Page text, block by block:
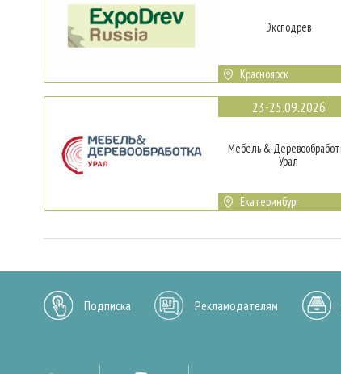
Эксподрев
Красноярск
23-25.09.2026
Мебель &
Урал
Екатеринбург
Подписка Рекламодателям